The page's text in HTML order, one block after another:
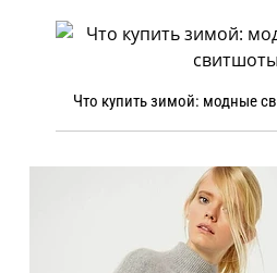
Что купить зимой: модные